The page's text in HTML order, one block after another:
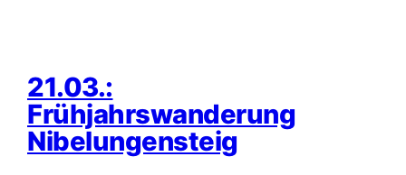
21.03.:
Frühjahrswanderung
Nibelungensteig